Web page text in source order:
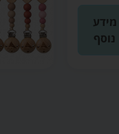
מידע
נוסף